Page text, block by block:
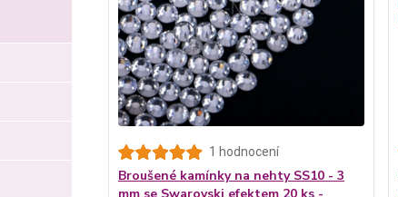
1 hodnocení
Broušené kamínky na nehty SS10 - 3